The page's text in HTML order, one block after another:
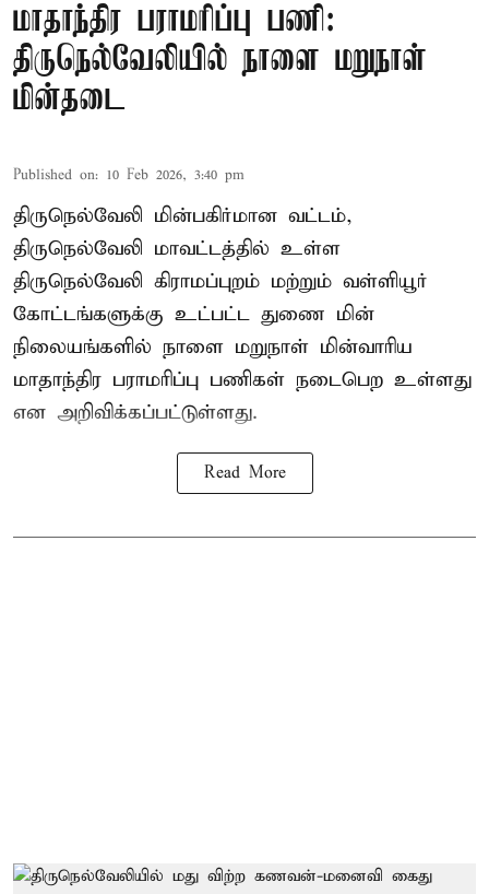
மாதாந்திர பராமரிப்பு பணி:
திருநெல்வேலியில் நாளை மறுநாள்
மின்தடை
Published on: 10 Feb 2026, 3:40 pm
திருநெல்வேலி மின்பகிர்மான வட்டம்,
திருநெல்வேலி மாவட்டத்தில் உள்ள
திருநெல்வேலி கிராமப்புறம் மற்றும் வள்ளியூர்
கோட்டங்களுக்கு உட்பட்ட துணை மின்
நிலையங்களில் நாளை மறுநாள் மின்வாரிய
மாதாந்திர பராமரிப்பு பணிகள் நடைபெற உள்ளது
என அறிவிக்கப்பட்டுள்ளது.
Read More